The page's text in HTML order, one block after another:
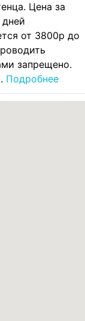
Цена за
дней
от 3800р до
запрещено.
Подробнее